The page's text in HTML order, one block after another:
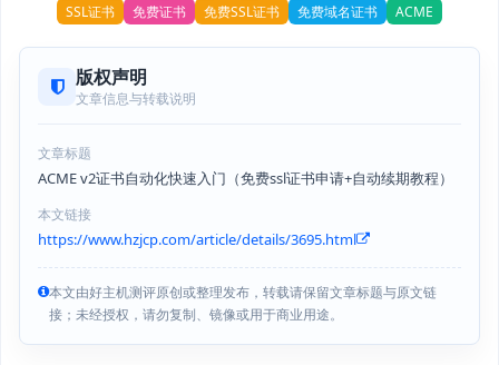
SSL证书 免费证书 免费SSL证书 免费域名证书 ACME
版权声明
文章信息与转载说明
文章标题
ACME v2证书自动化快速入门（免费ssl证书申请+自动续期教程）
本文链接
https://www.hzjcp.com/article/details/3695.html
本文由好主机测评原创或整理发布，转载请保留文章标题与原文链
接；未经授权，请勿复制、镜像或用于商业用途。